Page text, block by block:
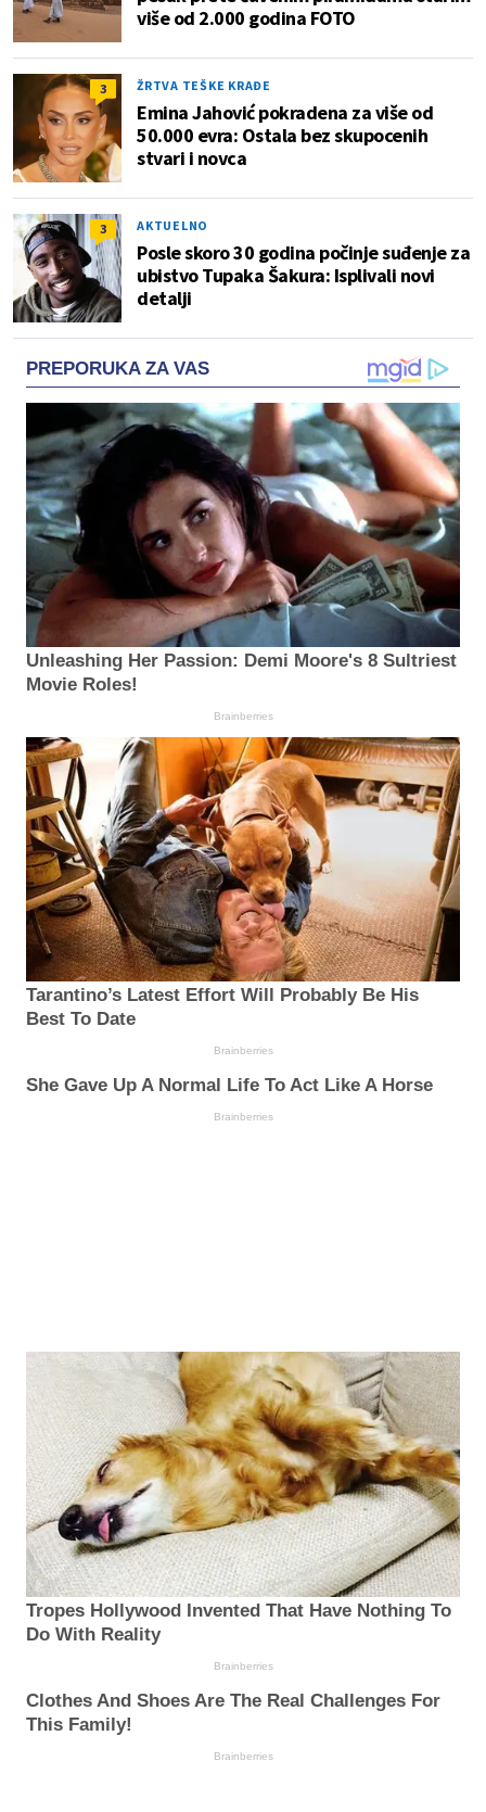
više od 2.000 godina FOTO
3 ŽRTVA TEŠKE KRAĐE
Emina Jahović pokradena za više od
50.000 evra: Ostala bez skupocenih
stvari i novca
3 AKTUELNO
Posle skoro 30 godina počinje suđenje za
ubistvo Tupaka Šakura: Isplivali novi
detalji
PREPORUKA ZA VAS
Unleashing Her Passion: Demi Moore's 8 Sultriest
Movie Roles!
Brainberries
Tarantino’s Latest Effort Will Probably Be His
Best To Date
Brainberries
She Gave Up A Normal Life To Act Like A Horse
Brainberries
Tropes Hollywood Invented That Have Nothing To
Do With Reality
Brainberries
Clothes And Shoes Are The Real Challenges For
This Family!
Brainberries